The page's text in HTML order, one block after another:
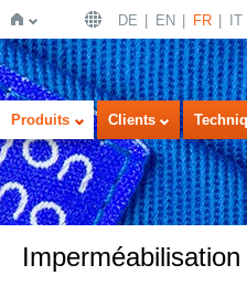
Page
DE EN FR IT
Produits Clients